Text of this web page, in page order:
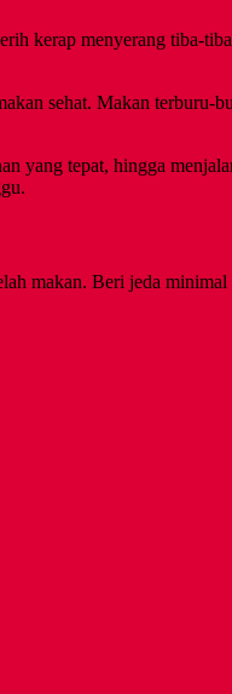
kerap menyerang tiba-
sehat. Makan terburu-
yang tepat, hingga
makan. Beri jeda